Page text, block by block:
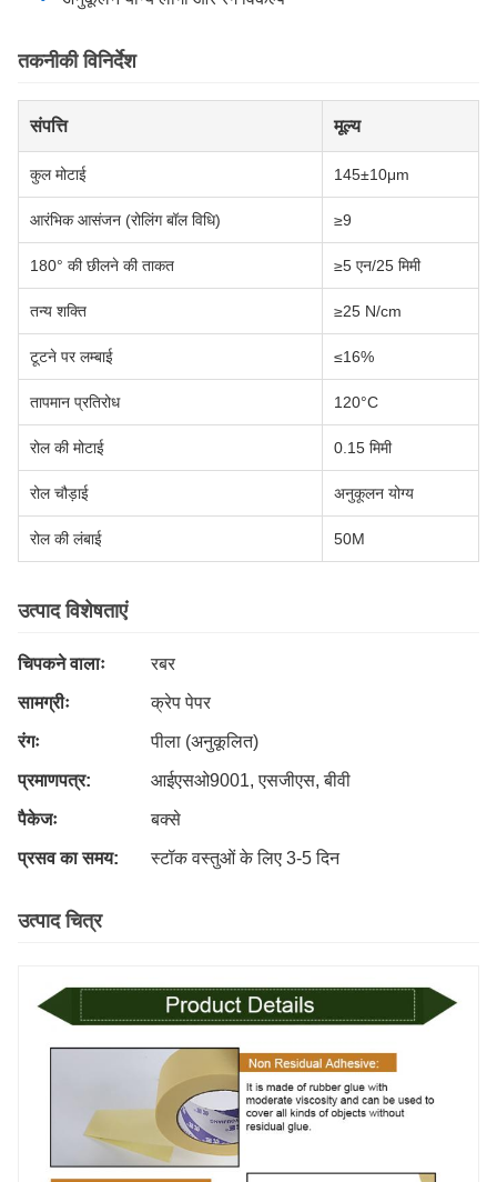
तकनीकी विनिर्देश
संपत्ति मूल्य
कुल मोटाई 145±10μm
आरंभिक आसंजन (रोलिंग बॉल विधि) ≥9
180° की छीलने की ताकत ≥5 एन/25 मिमी
तन्य शक्ति ≥25 N/cm
टूटने पर लम्बाई ≤16%
तापमान प्रतिरोध 120°C
रोल की मोटाई 0.15 मिमी
रोल चौड़ाई अनुकूलन योग्य
रोल की लंबाई 50M
उत्पाद विशेषताएं
चिपकने वालाः
रबर
सामग्रीः
क्रेप पेपर
रंगः
पीला (अनुकूलित)
प्रमाणपत्र:
आईएसओ9001, एसजीएस, बीवी
पैकेजः
बक्से
प्रसव का समय:
स्टॉक वस्तुओं के लिए 3-5 दिन
उत्पाद चित्र